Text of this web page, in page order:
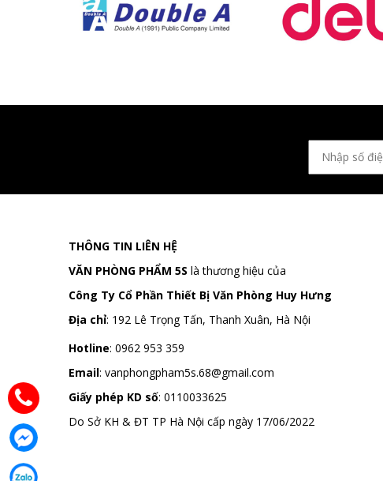
THÔNG TIN LIÊN HỆ
VĂN PHÒNG PHẨM 5S là thương hiệu của
Công Ty Cổ Phần Thiết Bị Văn Phòng Huy Hưng
Địa chỉ: 192 Lê Trọng Tấn, Thanh Xuân, Hà Nội
Hotline: 0962 953 359
Email: vanphongpham5s.68@gmail.com
Giấy phép KD số: 0110033625
Do Sở KH & ĐT TP Hà Nội cấp ngày 17/06/2022